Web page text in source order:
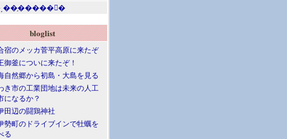
bloglist
宿のメッカ菅平高原に来たぞ
御釜についに来たぞ！
自然郷から初島・大島を見る
き市の工業団地は未来の人工
になるか？
田辺の闘鶏神社
勢町のドライブインで牡蠣を
る